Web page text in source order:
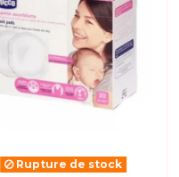
Rupture de stock